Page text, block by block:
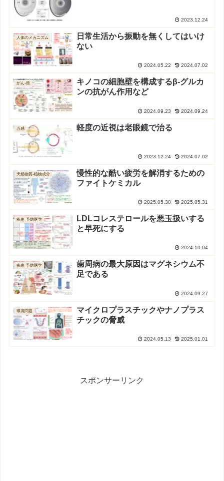
2023.12.24
人体のメカニズム
日常生活から振動を無くしてはいけ
ない
2024.05.22 2024.07.02
がん-癌
キノコの細胞壁を構成するβ-グルカ
ンの抗がん作用など
2024.09.23 2024.09.24
五感 軽度の近視は老眼鏡で治る
2023.12.24 2024.07.02
天然物質-植物成分
慢性的な酷い疲労を解消するための
ファイトケミカル
2025.05.30 2025.05.31
疾患-予防医学
LDLコレステロールを悪玉扱いする
と早死にする
2024.10.04
疾患-予防医学
歯周病の最大原因はマグネシウム不
足である
2024.09.27
環境問題
マイクロプラスチックやナノプラス
チックの脅威
2024.05.13 2025.01.01
スポンサーリンク